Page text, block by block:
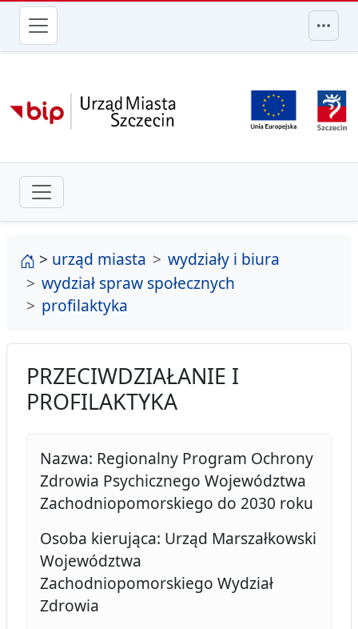
przejdź do głównego menu
strona główna
> urząd miasta
wydziały i biura
wydział spraw społecznych
profilaktyka
PRZECIWDZIAŁANIE I
PROFILAKTYKA
Nazwa: Regionalny Program Ochrony
Zdrowia Psychicznego Województwa
Zachodniopomorskiego do 2030 roku
Osoba kierująca: Urząd Marszałkowski
Województwa
Zachodniopomorskiego Wydział
Zdrowia